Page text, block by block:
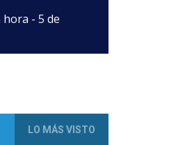
- 5 de
LO MÁS VISTO